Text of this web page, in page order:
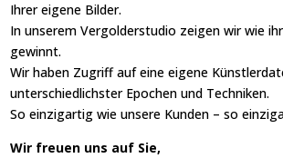
Ihrer eigene Bilder.
In unserem Vergolderstudio zeigen wir wie
gewinnt.
Wir haben Zugriff auf eine eigene
unterschiedlichster Epochen und Techniken.
So einzigartig wie unsere Kunden – so
Wir freuen uns auf Sie,